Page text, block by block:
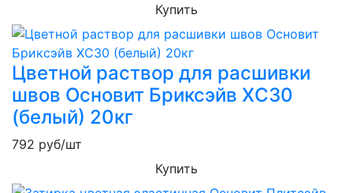
Купить
Цветной раствор для расшивки
швов Основит Бриксэйв XC30
(белый) 20кг
792 руб/шт
Купить